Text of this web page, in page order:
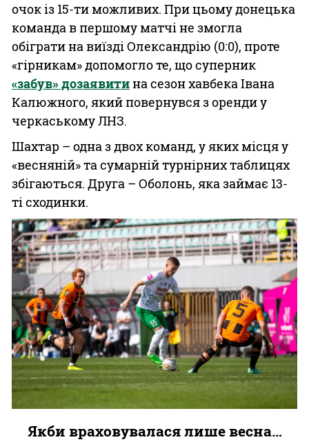
очок із 15-ти можливих. При цьому донецька
команда в першому матчі не змогла
обіграти на виїзді Олександрію (0:0), проте
«гірникам» допомогло те, що суперник
«забув» дозаявитина сезон хавбека Івана
Калюжного, який повернувся з оренди у
черкаському ЛНЗ.
Шахтар – одна з двох команд, у яких місця у
«весняній» та сумарній турнірних таблицях
збігаються. Друга – Оболонь, яка займає 13-
ті сходинки.
Якби враховувалася лише весна…